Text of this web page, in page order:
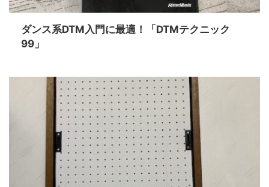
ダンス系DTM入門に最適！「DTMテクニック
99」